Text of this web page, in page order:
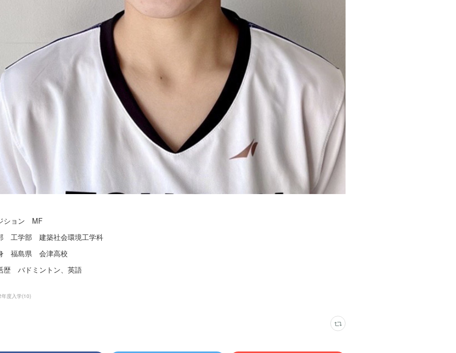
ション MF
工学部 建築社会環境工学科
福島県 会津高校
歴 バドミントン、英語
度入学(10)